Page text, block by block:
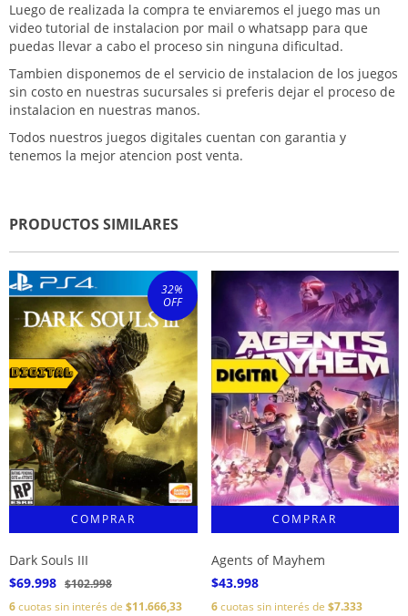
Luego de realizada la compra te enviaremos el juego mas un
video tutorial de instalacion por mail o whatsapp para que
puedas llevar a cabo el proceso sin ninguna dificultad.
Tambien disponemos de el servicio de instalacion de los juegos
sin costo en nuestras sucursales si preferis dejar el proceso de
instalacion en nuestras manos.
Todos nuestros juegos digitales cuentan con garantia y
tenemos la mejor atencion post venta.
PRODUCTOS SIMILARES
32%
OFF
Dark Souls III
$69.998 $102.998
6cuotas sin interés de $11.666,33
Agents of Mayhem
$43.998
6cuotas sin interés de $7.333